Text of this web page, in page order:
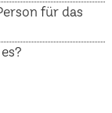
für das